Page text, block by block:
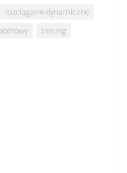
rozciąganie dynamiczne
trening